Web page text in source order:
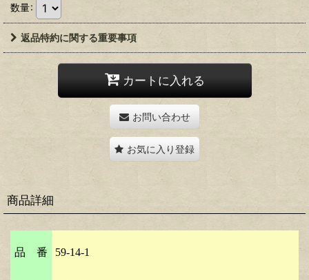
数量:
返品特約に関する重要事項
カートに入れる
お問い合わせ
お気に入り登録
商品詳細
品 番 59-14-1